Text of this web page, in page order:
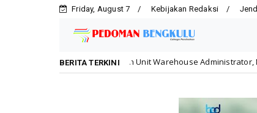
Friday, August 7 Kebijakan Redaksi
BERITA TERKINI
Lowongan Unit Warehouse Administrator, Maksimal Usia 26